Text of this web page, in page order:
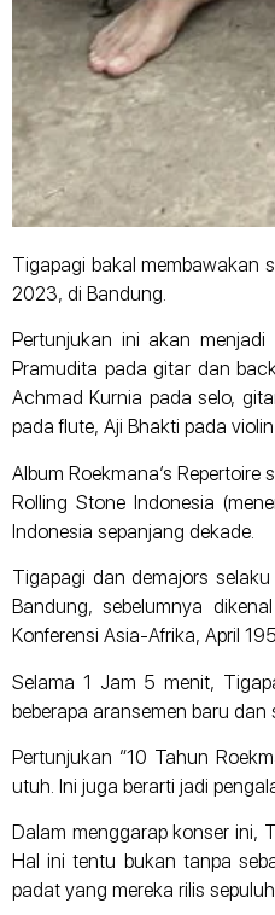
Tigapagi bakal membawakan
2023, di Bandung.
Pertunjukan ini akan
Pramudita pada gitar dan
Achmad Kurnia pada selo,
pada flute, Aji Bhakti pada
Album Roekmana’s
Rolling Stone Indonesia
Indonesia sepanjang dekade.
Tigapagi dan demajors
Bandung, sebelumnya
Konferensi Asia-Afrika, April
Selama 1 Jam 5 menit,
beberapa aransemen baru dan
Pertunjukan “10 Tahun
utuh. Ini juga berarti jadi
Dalam menggarap konser ini,
Hal ini tentu bukan tanpa
padat yang mereka rilis